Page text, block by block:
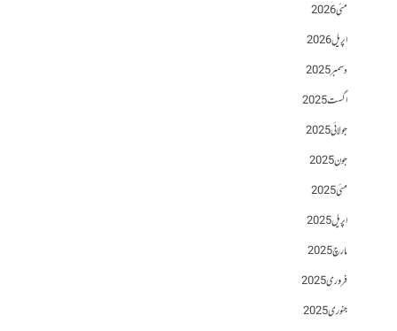
مئی 2026
اپریل 2026
دسمبر 2025
اگست 2025
جولائی 2025
جون 2025
مئی 2025
اپریل 2025
مارچ 2025
فروری 2025
جنوری 2025